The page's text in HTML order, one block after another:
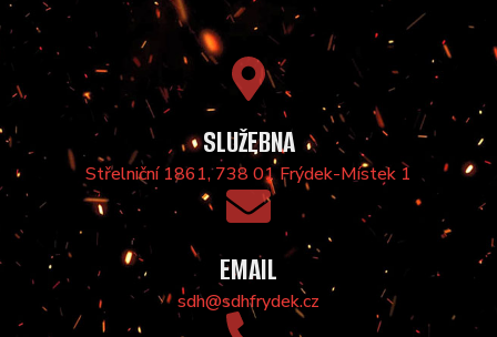
SLUŽEBNA
Střelniční 1861, 738 01 Frýdek-Místek 1
EMAIL
sdh@sdhfrydek.cz